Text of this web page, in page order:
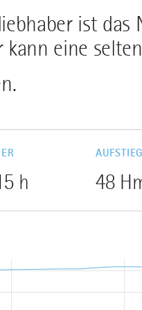
ist das
eine
h
AUFSTIEG
48